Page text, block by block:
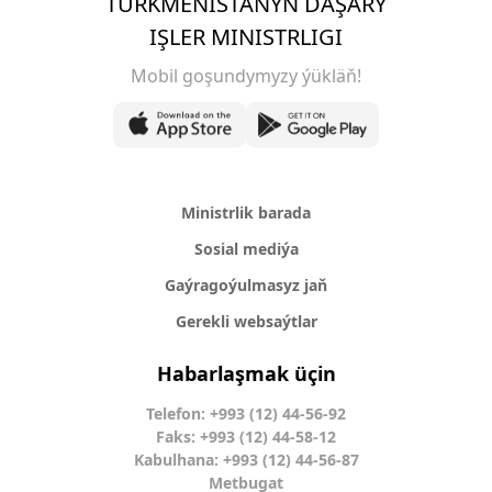
IŞLER MINISTRLIGI
Mobil goşundymyzy ýükläň!
Ministrlik barada
Sosial mediýa
Gaýragoýulmasyz jaň
Gerekli websaýtlar
Habarlaşmak üçin
Telefon: +993 (12) 44-56-92
Faks: +993 (12) 44-58-12
Kabulhana: +993 (12) 44-56-87
Metbugat